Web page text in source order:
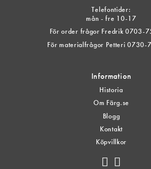
Telefontider:
mån - fre 10-17
För order frågor Fredrik 0703-
För materialfrågor Petteri 0730-
Information
Historia
Om Färg.se
Blogg
Kontakt
Köpvillkor